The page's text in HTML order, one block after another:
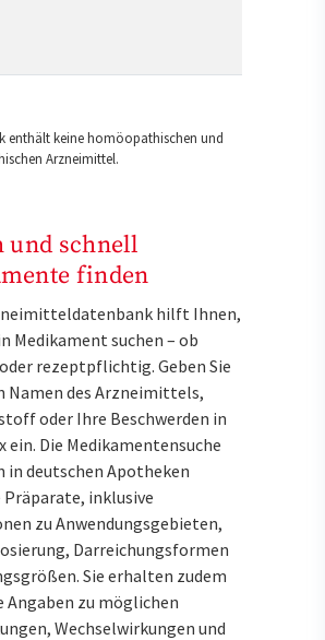
enthält keine homöopathischen und
Arzneimittel.
und schnell
finden
hilft Ihnen,
Medikament suchen – ob
rezeptpflichtig. Geben Sie
Namen des Arzneimittels,
oder Ihre Beschwerden in
ein. Die Medikamentensuche
in deutschen Apotheken
inklusive
zu Anwendungsgebieten,
Darreichungsformen
Sie erhalten zudem
zu möglichen
Wechselwirkungen und